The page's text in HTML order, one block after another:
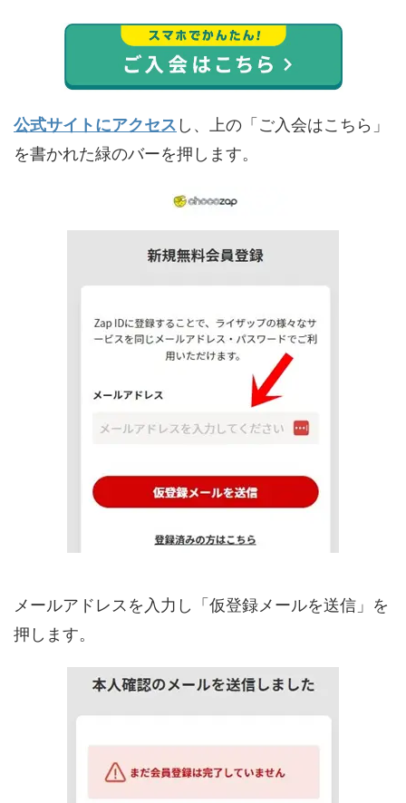
公式サイトにアクセス し、上の「ご入会はこちら」
を書かれた緑のバーを押します。
メールアドレスを入力し「仮登録メールを送信」を
押します。